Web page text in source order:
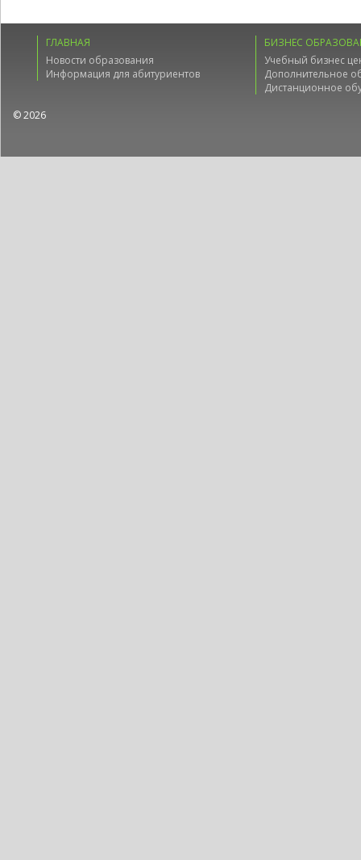
ГЛАВНАЯ
Новости образования
Информация для абитуриентов
БИЗНЕС
Учебный бизнес
Дополнительное
Дистанционное
© 2026